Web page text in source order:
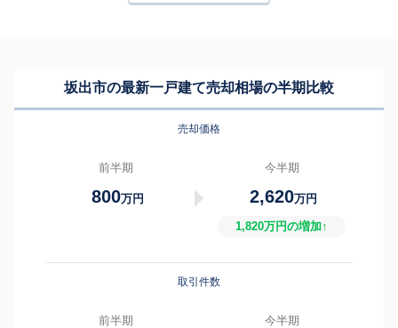
坂出市の最新一戸建て売却相場の半期比較
売却価格
前半期
800万円
今半期
2,620万円
1,820万円の増加↑
取引件数
前半期 今半期